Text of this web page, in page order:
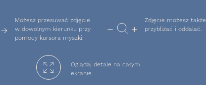
Możesz przesuwać zdjęcie
w dowolnym kierunku przy
pomocy kursora myszki.
Zdjęcie możesz także
przybliżać i oddalać.
Oglądaj detale na całym
ekranie.